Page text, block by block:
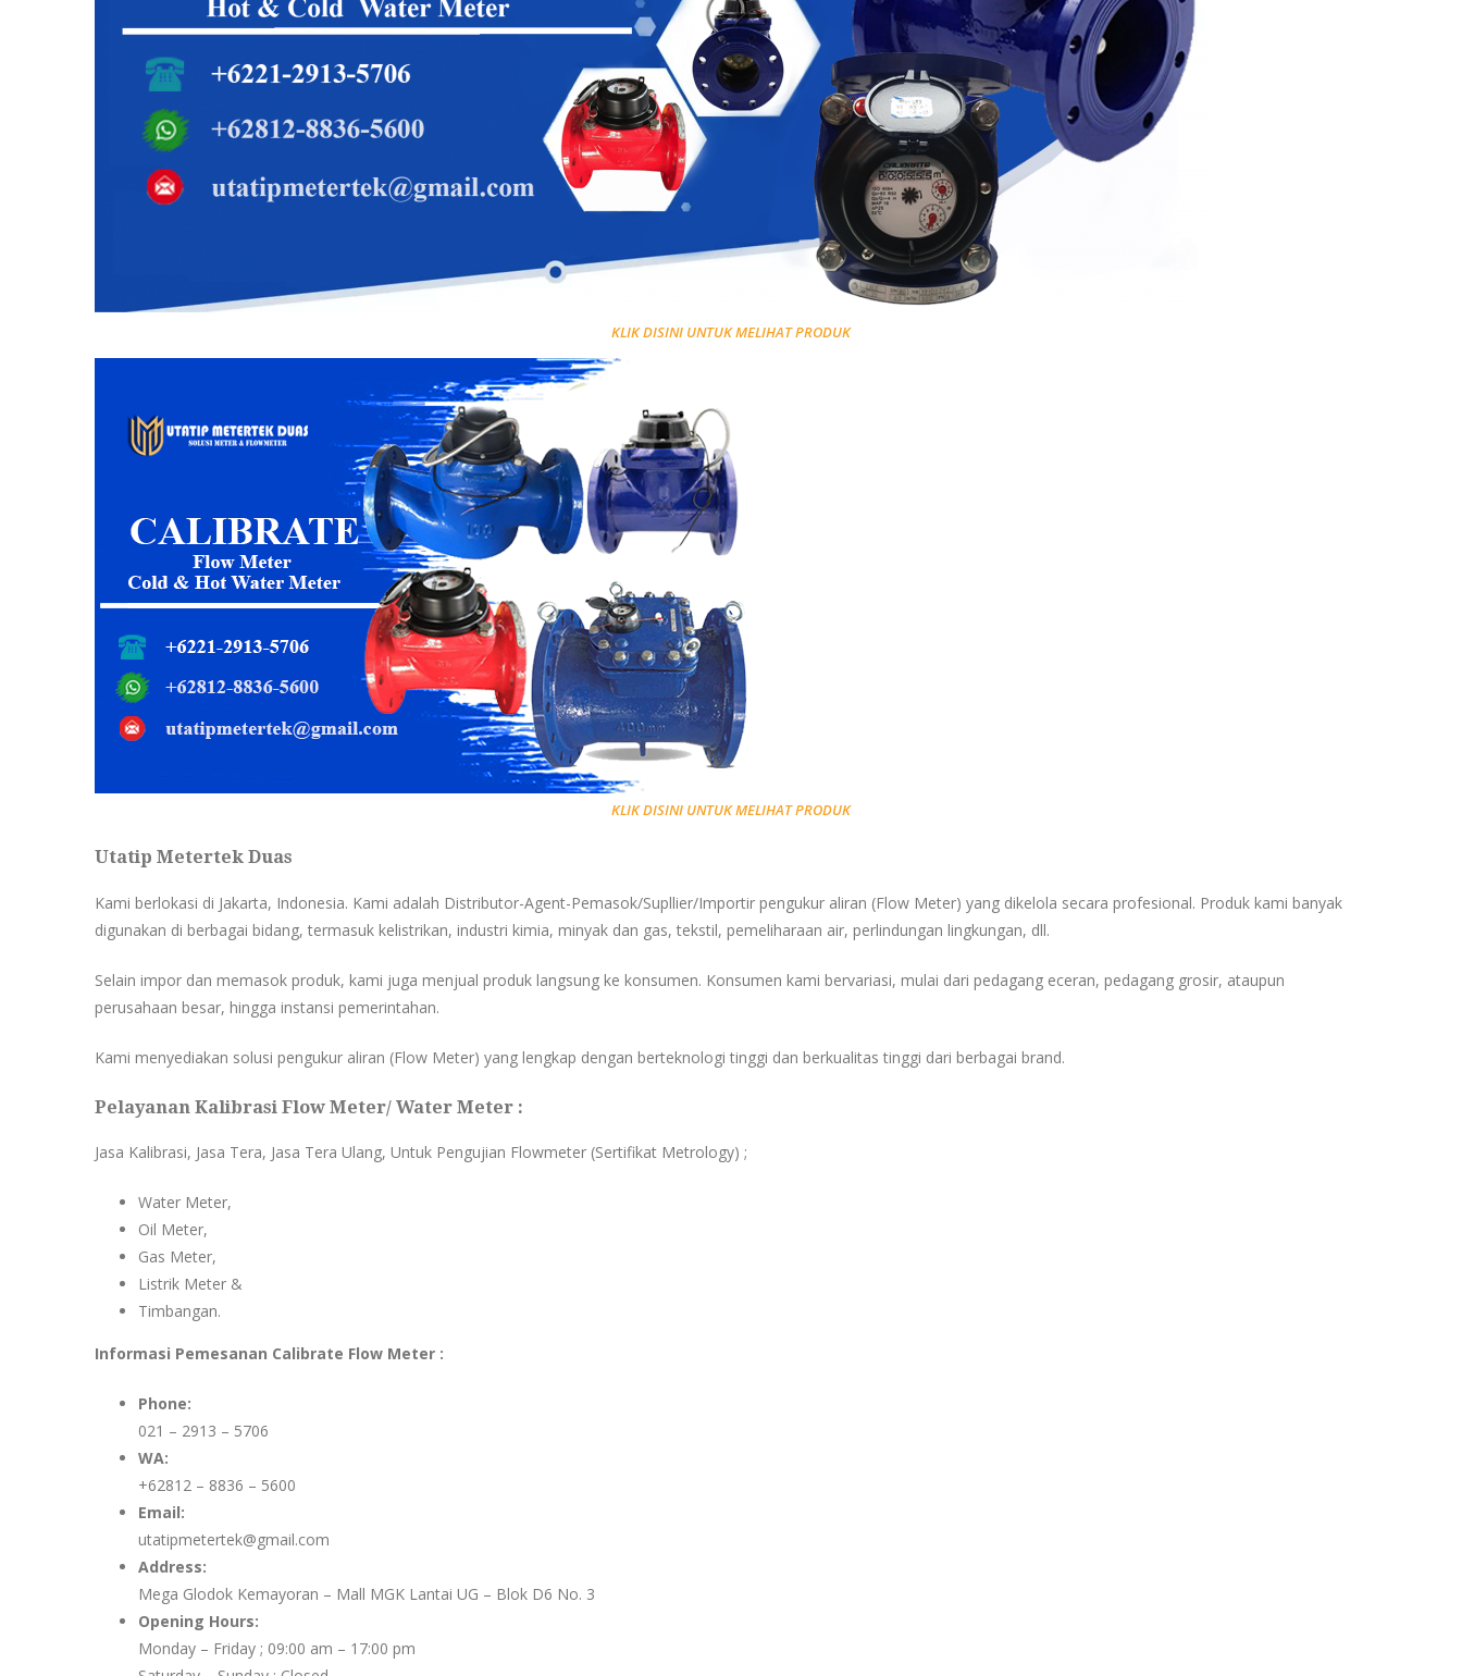
KLIK DISINI UNTUK MELIHAT PRODUK
KLIK DISINI UNTUK MELIHAT PRODUK
Utatip Metertek Duas
Kami berlokasi di Jakarta, Indonesia. Kami adalah Distributor-Agent-Pemasok/Supllier/Importir pengukur aliran (Flow Meter) yang dikelola secara profesional. Produk kami banyak
digunakan di berbagai bidang, termasuk kelistrikan, industri kimia, minyak dan gas, tekstil, pemeliharaan air, perlindungan lingkungan, dll.
Selain impor dan memasok produk, kami juga menjual produk langsung ke konsumen. Konsumen kami bervariasi, mulai dari pedagang eceran, pedagang grosir, ataupun
perusahaan besar, hingga instansi pemerintahan.
Kami menyediakan solusi pengukur aliran (Flow Meter) yang lengkap dengan berteknologi tinggi dan berkualitas tinggi dari berbagai brand.
Pelayanan Kalibrasi Flow Meter/ Water Meter :
Jasa Kalibrasi, Jasa Tera, Jasa Tera Ulang, Untuk Pengujian Flowmeter (Sertifikat Metrology) ;
Water Meter,
Oil Meter,
Gas Meter,
Listrik Meter &
Timbangan.
Informasi Pemesanan Calibrate Flow Meter :
Phone:
021 – 2913 – 5706
WA:
+62812 – 8836 – 5600
Email:
utatipmetertek@gmail.com
Address:
Mega Glodok Kemayoran – Mall MGK Lantai UG – Blok D6 No. 3
Opening Hours:
Monday – Friday ; 09:00 am – 17:00 pm